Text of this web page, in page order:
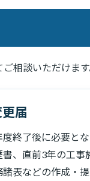
相談いただけま
届
終了後に必要とな
書、直前3年の工事
諸表などの作成・